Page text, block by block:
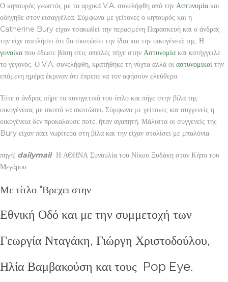
Ο κηπουρός γνωστός με τα αρχικά V.A. συνελήφθη από την Αστυνομία και
οδήγηθε στον εισαγγέλεα. Σύμφωνα με γείτονες ο κηπουρός και η
Catherine Bury είχαν τσακωθεί την περασμένη Παρασκευή και ο άνδρας
την είχε απειλήσει ότι θα σκοτώσει την ίδια και την οικογένειά της. Η
γυναίκα που έδωσε βάση στις απειλές πήγε στην Αστυνομία και κατήγγειλε
το γεγονός. Ο V.A. συνελήφθη, κρατήθηκε τη νύχτα αλλά οι αστυνομικοί την
επόμενη ημέρα έκριναν ότι έπρεπε να τον αφήσουν ελεύθερο.
Τότε ο άνδρας πήρε το κυνηγετικό του όπλο και πήγε στην βίλα της
οικογένειας με σκοπό να σκοτώσει. Σύμφωνα με γείτονες και συγγενείς η
οικογένεια δεν προκαλούσε ποτέ, ήταν αγαπητή. Μάλιστα οι συγγενείς της
Bury είχαν πάει νωρίτερα στη βίλα και την είχαν στολίσει με μπαλόνια.
πηγή: dailymail Η ΑΘΗΝΑ Συναυλία του Νίκου Ξυδάκη στον Κήπο του
Μεγάρου
Με τίτλο “Βρεχει στην
Εθνική Οδό και με την συμμετοχή των
Γεωργία Νταγάκη, Γιώργη Χριστοδούλου,
Ηλία Βαμβακούση και τους Pop Eye.